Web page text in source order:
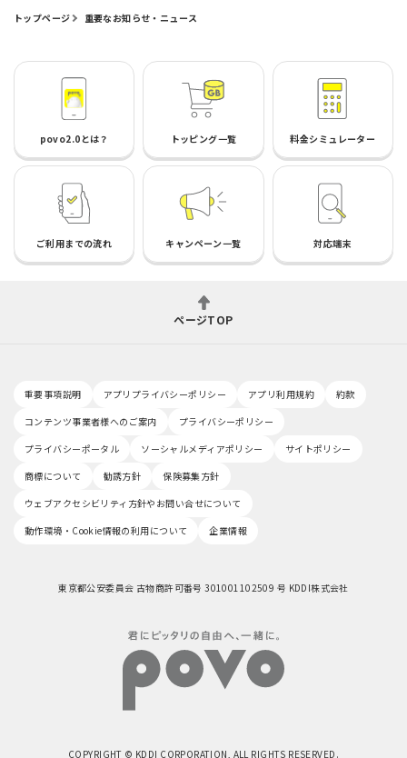
トップページ 重要なお知らせ・ニュース
povo2.0とは？ トッピング一覧 料金シミュレーター
ご利用までの流れ キャンペーン一覧 対応端末
ページTOP
重要事項説明 アプリプライバシーポリシー アプリ利用規約
約款
コンテンツ事業者様へのご案内
プライバシーポリシー
プライバシーポータル
ソーシャルメディアポリシー
サイトポリシー
商標について
勧誘方針
保険募集方針
ウェブアクセシビリティ方針やお問い合せについて
動作環境・Cookie情報の利用について
企業情報
東京都公安委員会 古物商許可番号 301001102509 号 KDDI株式会社
COPYRIGHT © KDDI CORPORATION, ALL RIGHTS RESERVED.